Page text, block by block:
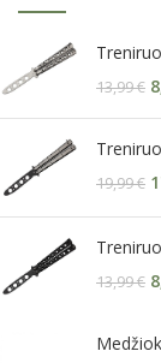
13,99€
19,99€
13,99€